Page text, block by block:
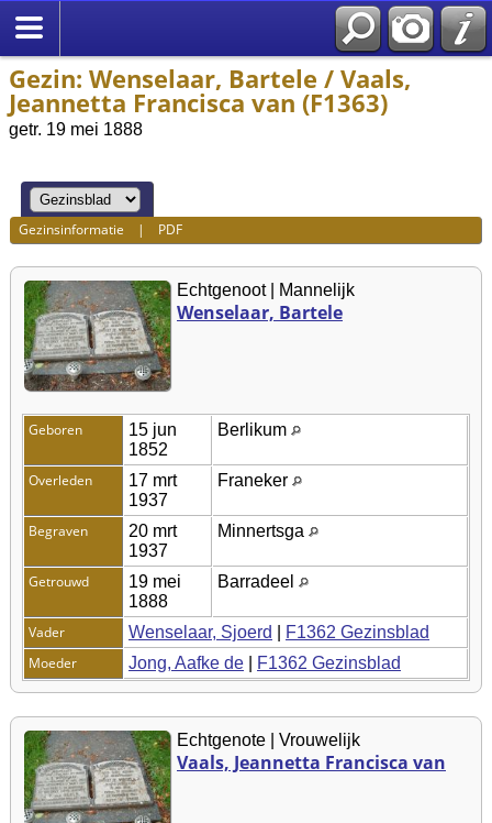
Gezin: Wenselaar, Bartele / Vaals,
Jeannetta Francisca van (F1363)
getr. 19 mei 1888
Gezinsinformatie | PDF
Echtgenoot | Mannelijk
Wenselaar, Bartele
Geboren
15 jun
1852
Berlikum
Overleden
17 mrt
1937
Franeker
Begraven
20 mrt
1937
Minnertsga
Getrouwd
19 mei
1888
Barradeel
Vader Wenselaar, Sjoerd
F1362 Gezinsblad
Moeder
Jong, Aafke de F1362 Gezinsblad
Echtgenote | Vrouwelijk
Vaals, Jeannetta Francisca van